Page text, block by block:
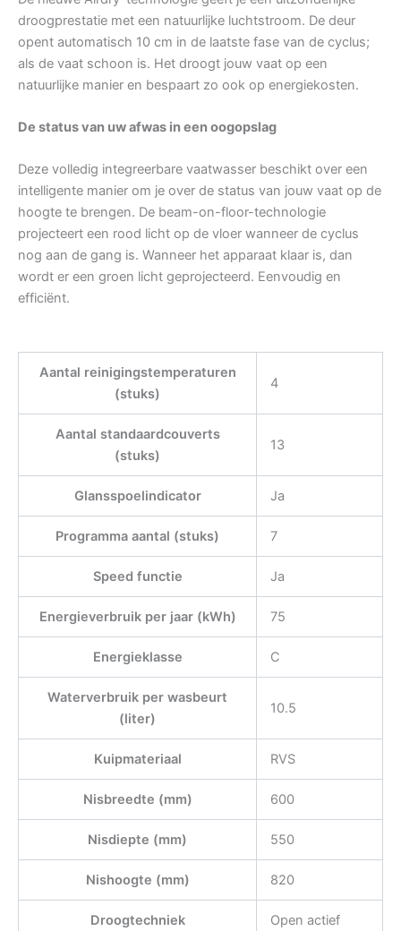
droogprestatie met een natuurlijke luchtstroom. De deur
opent automatisch 10 cm in de laatste fase van de cyclus;
als de vaat schoon is. Het droogt jouw vaat op een
natuurlijke manier en bespaart zo ook op energiekosten.
De status van uw afwas in een oogopslag
Deze volledig integreerbare vaatwasser beschikt over een
intelligente manier om je over de status van jouw vaat op de
hoogte te brengen. De beam-on-floor-technologie
projecteert een rood licht op de vloer wanneer de cyclus
nog aan de gang is. Wanneer het apparaat klaar is, dan
wordt er een groen licht geprojecteerd. Eenvoudig en
efficiënt.
Aantal reinigingstemperaturen
(stuks)
4
Aantal standaardcouverts
(stuks)
13
Glansspoelindicator Ja
Programma aantal (stuks) 7
Speed functie Ja
Energieverbruik per jaar (kWh) 75
Energieklasse C
Waterverbruik per wasbeurt
(liter)
10.5
Kuipmateriaal RVS
Nisbreedte (mm) 600
Nisdiepte (mm) 550
Nishoogte (mm) 820
Droogtechniek Open actief